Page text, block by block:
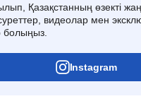
Қазақстанның өзекті
видеолар мен
болыңыз.
Instagram